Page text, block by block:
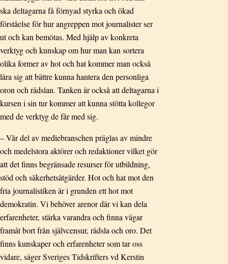
ska deltagarna få förnyad styrka och ökad
förståelse för hur angreppen mot journalister ser
ut och kan bemötas. Med hjälp av konkreta
verktyg och kunskap om hur man kan sortera
olika former av hot och hat kommer man också
lära sig att bättre kunna hantera den personliga
oron och rädslan. Tanken är också att deltagarna i
kursen i sin tur kommer att kunna stötta kollegor
med de verktyg de får med sig.
– Vår del av mediebranschen präglas av mindre
och medelstora aktörer och redaktioner vilket gör
att det finns begränsade resurser för utbildning,
stöd och säkerhetsåtgärder. Hot och hat mot den
fria journalistiken är i grunden ett hot mot
demokratin. Vi behöver arenor där vi kan dela
erfarenheter, stärka varandra och finna vägar
framåt bort från självcensur, rädsla och oro. Det
finns kunskaper och erfarenheter som tar oss
vidare, säger Sveriges Tidskrifters vd Kerstin